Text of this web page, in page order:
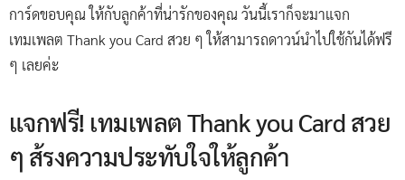
การ์ดขอบคุณ ให้กับลูกค้าที่น่ารักของคุณ วันนี้เราก็จะมาแจก
เทมเพลต Thank you Card สวย ๆ ให้สามารถดาวน์นำไปใช้กันได้ฟรี
ๆ เลยค่ะ
แจกฟรี! เทมเพลต Thank you Card สวย
ๆ ส้รงความประทับใจให้ลูกค้า